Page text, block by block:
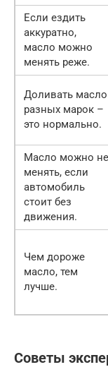
Если ездить
аккуратно,
масло можно
менять реже.
Доливать масло
разных марок –
это нормально.
Масло можно не
менять, если
автомобиль
стоит без
движения.
Чем дороже
масло, тем
лучше.
Советы